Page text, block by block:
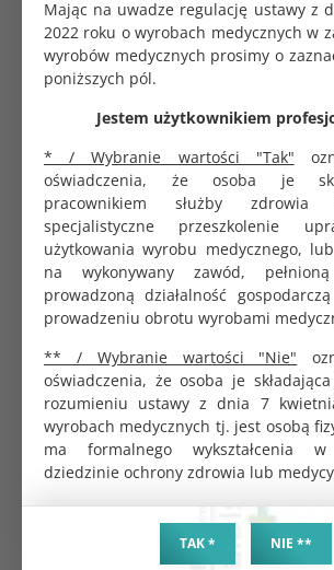
Mając na uwadze regulację ustawy z
2022 roku o wyrobach medycznych w
wyrobów medycznych prosimy o
poniższych pól.
Jestem użytkownikiem
* / Wybranie wartości "Tak"
oświadczenia, że osoba je
pracownikiem służby
specjalistyczne przeszkolenie
użytkowania wyrobu medycznego,
na wykonywany zawód,
prowadzoną działalność
prowadzeniu obrotu wyrobami
** / Wybranie wartości "Nie"
oświadczenia, że osoba je
rozumieniu ustawy z dnia 7
wyrobach medycznych tj. jest osobą
ma formalnego wykształcenia w
dziedzinie ochrony zdrowia lub
TAK * NIE **
Dane logistyczne
Opakowanie jednostkowe
Informacja dla lekarza kierującego -
samokopiującym, druk jednostronny,
A5. Blok 100 kartek.